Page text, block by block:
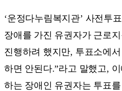
‘운정다누림복지관’ 사전투
장애를 가진 유권자가 근로
진행하려 했지만, 투표소에
하면 안된다.”라고 말했고,
하는 장애인 유권자는 투표